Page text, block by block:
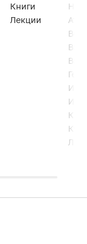
Книги
Лекции
Веб